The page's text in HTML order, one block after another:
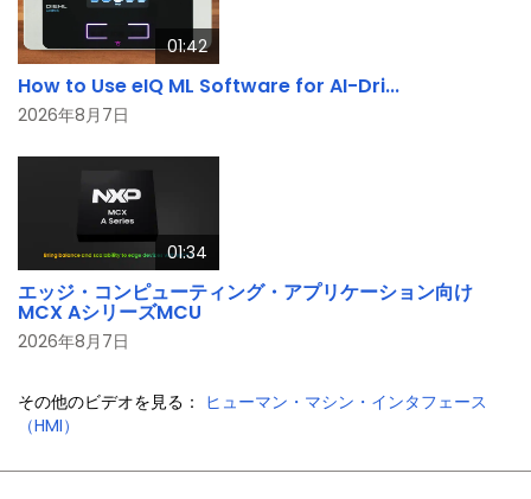
01:42
How to Use eIQ ML Software for AI-Dri...
2026年8月7日
01:34
エッジ・コンピューティング・アプリケーション向け
MCX AシリーズMCU
2026年8月7日
その他のビデオを見る： ヒューマン・マシン・インタフェース
（HMI）